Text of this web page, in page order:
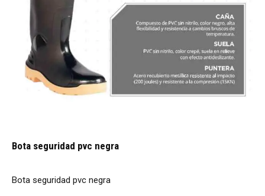
Bota seguridad pvc negra
Bota seguridad pvc negra